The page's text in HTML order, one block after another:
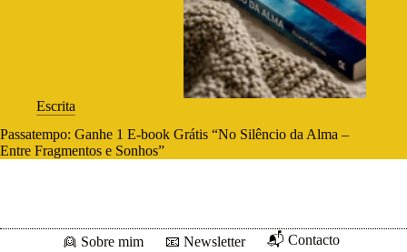
Escrita
Passatempo: Ganhe 1 E-book Grátis “No Silêncio da Alma –
Entre Fragmentos e Sonhos”
👱 Sobre mim 📧 Newsletter
📬 Contacto